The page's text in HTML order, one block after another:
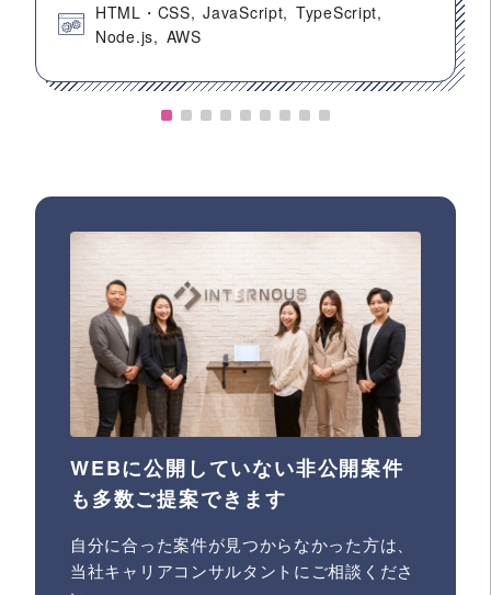
HTML・CSS JavaScript
TypeScript
Node.js
AWS
WEBに公開していない非公開案件
も多数ご提案できます
自分に合った案件が見つからなかった方は、
当社キャリアコンサルタントにご相談くださ